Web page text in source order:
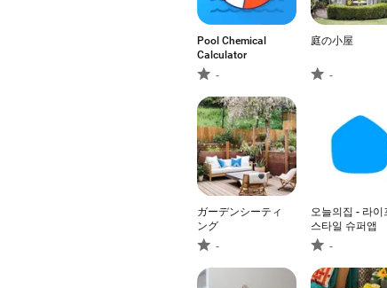
Pool Chemical
Calculator
-
庭の小屋
-
ガーデンシーティ
ング
-
오늘의집 - 라이
스타일 슈퍼앱
-